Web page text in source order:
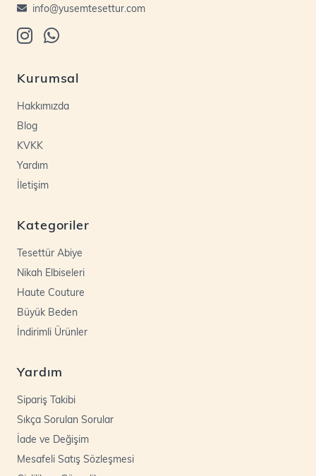
info@yusemtesettur.com
Kurumsal
Hakkımızda
Blog
KVKK
Yardım
İletişim
Kategoriler
Tesettür Abiye
Nikah Elbiseleri
Haute Couture
Büyük Beden
İndirimli Ürünler
Yardım
Sipariş Takibi
Sıkça Sorulan Sorular
İade ve Değişim
Mesafeli Satış Sözleşmesi